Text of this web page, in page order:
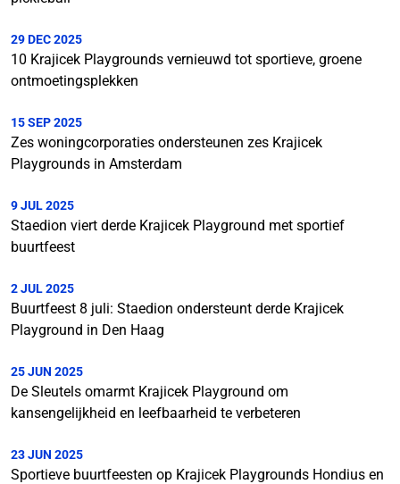
29 DEC 2025
10 Krajicek Playgrounds vernieuwd tot sportieve, groene
ontmoetingsplekken
15 SEP 2025
Zes woningcorporaties ondersteunen zes Krajicek
Playgrounds in Amsterdam
9 JUL 2025
Staedion viert derde Krajicek Playground met sportief
buurtfeest
2 JUL 2025
Buurtfeest 8 juli: Staedion ondersteunt derde Krajicek
Playground in Den Haag
25 JUN 2025
De Sleutels omarmt Krajicek Playground om
kansengelijkheid en leefbaarheid te verbeteren
23 JUN 2025
Sportieve buurtfeesten op Krajicek Playgrounds Hondius en